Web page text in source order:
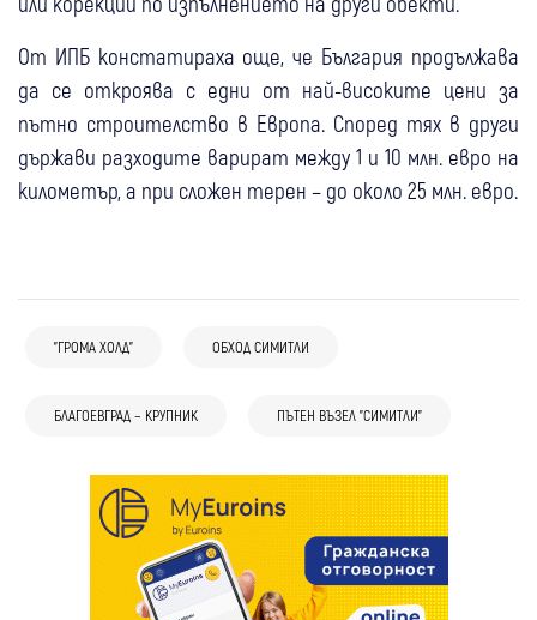
От ИПБ констатираха още, че България продължава
да се откроява с едни от най-високите цени за
пътно строителство в Европа. Според тях в други
държави разходите варират между 1 и 10 млн. евро на
километър, а при сложен терен – до около 25 млн. евро.
"ГРОМА ХОЛД" ОБХОД СИМИТЛИ
БЛАГОЕВГРАД – КРУПНИК ПЪТЕН ВЪЗЕЛ "СИМИТЛИ"